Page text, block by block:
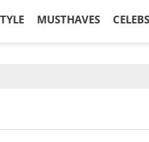
MUSTHAVES CELEBS